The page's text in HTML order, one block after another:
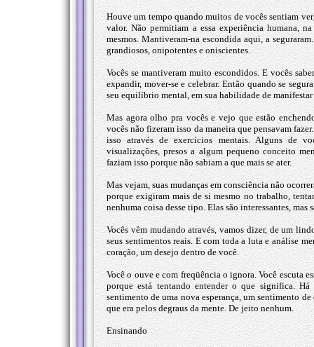
Houve um tempo quando muitos de vocês sentiam
valor. Não permitiam a essa experiência humana,
mesmos. Mantiveram-na escondida aqui, a
grandiosos, onipotentes e oniscientes.
Vocês se mantiveram muito escondidos. E vocês
expandir, mover-se e celebrar. Então quando se
seu equilíbrio mental, em sua habilidade de
Mas agora olho pra vocês e vejo que estão
vocês não fizeram isso da maneira que pensavam
isso através de exercícios mentais. Alguns de
visualizações, presos a algum pequeno conceito
faziam isso porque não sabiam a que mais se ater.
Mas vejam, suas mudanças em consciência não
porque exigiram mais de si mesmo no trabalho,
nenhuma coisa desse tipo. Elas são interessantes, mas
Vocês vêm mudando através, vamos dizer, de um
seus sentimentos reais. E com toda a luta e análise
coração, um desejo dentro de você.
Você o ouve e com freqüência o ignora. Você escuta
porque está tentando entender o que significa.
sentimento de uma nova esperança, um sentimento
que era pelos degraus da mente. De jeito nenhum.
Ensinando